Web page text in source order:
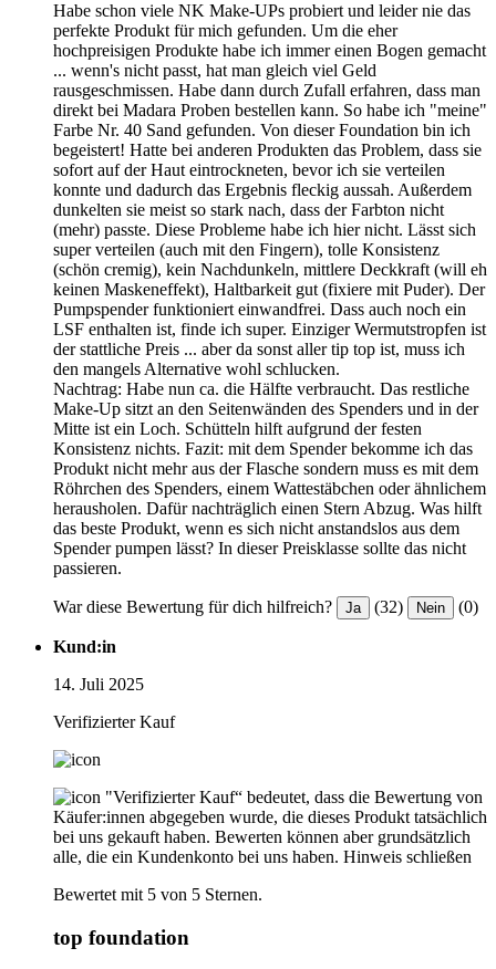
Habe schon viele NK Make-UPs probiert und leider nie das
perfekte Produkt für mich gefunden. Um die eher
hochpreisigen Produkte habe ich immer einen Bogen gemacht
... wenn's nicht passt, hat man gleich viel Geld
rausgeschmissen. Habe dann durch Zufall erfahren, dass man
direkt bei Madara Proben bestellen kann. So habe ich "meine"
Farbe Nr. 40 Sand gefunden. Von dieser Foundation bin ich
begeistert! Hatte bei anderen Produkten das Problem, dass sie
sofort auf der Haut eintrockneten, bevor ich sie verteilen
konnte und dadurch das Ergebnis fleckig aussah. Außerdem
dunkelten sie meist so stark nach, dass der Farbton nicht
(mehr) passte. Diese Probleme habe ich hier nicht. Lässt sich
super verteilen (auch mit den Fingern), tolle Konsistenz
(schön cremig), kein Nachdunkeln, mittlere Deckkraft (will eh
keinen Maskeneffekt), Haltbarkeit gut (fixiere mit Puder). Der
Pumpspender funktioniert einwandfrei. Dass auch noch ein
LSF enthalten ist, finde ich super. Einziger Wermutstropfen ist
der stattliche Preis ... aber da sonst aller tip top ist, muss ich
den mangels Alternative wohl schlucken.
Nachtrag: Habe nun ca. die Hälfte verbraucht. Das restliche
Make-Up sitzt an den Seitenwänden des Spenders und in der
Mitte ist ein Loch. Schütteln hilft aufgrund der festen
Konsistenz nichts. Fazit: mit dem Spender bekomme ich das
Produkt nicht mehr aus der Flasche sondern muss es mit dem
Röhrchen des Spenders, einem Wattestäbchen oder ähnlichem
herausholen. Dafür nachträglich einen Stern Abzug. Was hilft
das beste Produkt, wenn es sich nicht anstandslos aus dem
Spender pumpen lässt? In dieser Preisklasse sollte das nicht
passieren.
War diese Bewertung für dich hilfreich? Ja (32) Nein (0)
Kund:in
14. Juli 2025
Verifizierter Kauf
"Verifizierter Kauf“ bedeutet, dass die Bewertung von
Käufer:innen abgegeben wurde, die dieses Produkt tatsächlich
bei uns gekauft haben. Bewerten können aber grundsätzlich
alle, die ein Kundenkonto bei uns haben. Hinweis schließen
Bewertet mit 5 von 5 Sternen.
top foundation